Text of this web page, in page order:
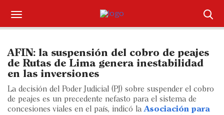
Iniciar sesión
Portada
¿Qué está pasando?
AFIN: la suspensión del cobro de peajes
de Rutas de Lima genera inestabilidad
en las inversiones
La decisión del Poder Judicial (PJ) sobre suspender el cobro
de peajes es un precedente nefasto para el sistema de
concesiones viales en el país, indicó laAsociación para